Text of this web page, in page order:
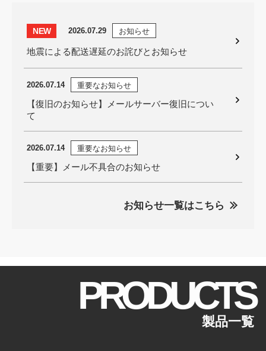
NEW 2026.07.29 お知らせ
地震による配送遅延のお詫びとお知らせ
2026.07.14 重要なお知らせ
【復旧のお知らせ】メールサーバー復旧につい
て
2026.07.14 重要なお知らせ
【重要】メール不具合のお知らせ
お知らせ一覧はこちら
PRODUCTS
製品一覧